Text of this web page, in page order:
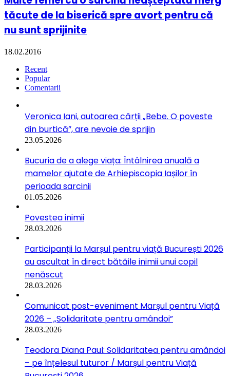
tăcute de la biserică spre avort pentru că
nu sunt sprijinite
18.02.2016
Recent
Popular
Comentarii
Veronica Iani, autoarea cărții „Bebe. O poveste
din burtică”, are nevoie de sprijin
23.05.2026
Bucuria de a alege viața: Întâlnirea anuală a
mamelor ajutate de Arhiepiscopia Iașilor în
perioada sarcinii
01.05.2026
Povestea inimii
28.03.2026
Participanții la Marșul pentru viață București 2026
au ascultat în direct bătăile inimii unui copil
nenăscut
28.03.2026
Comunicat post-eveniment Marșul pentru Viață
2026 – „Solidaritate pentru amândoi”
28.03.2026
Teodora Diana Paul: Solidaritatea pentru amândoi
– pe înțelesul tuturor / Marșul pentru Viață